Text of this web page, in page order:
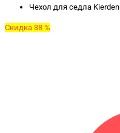
Чехол для седла Kierden
Скидка 38 %